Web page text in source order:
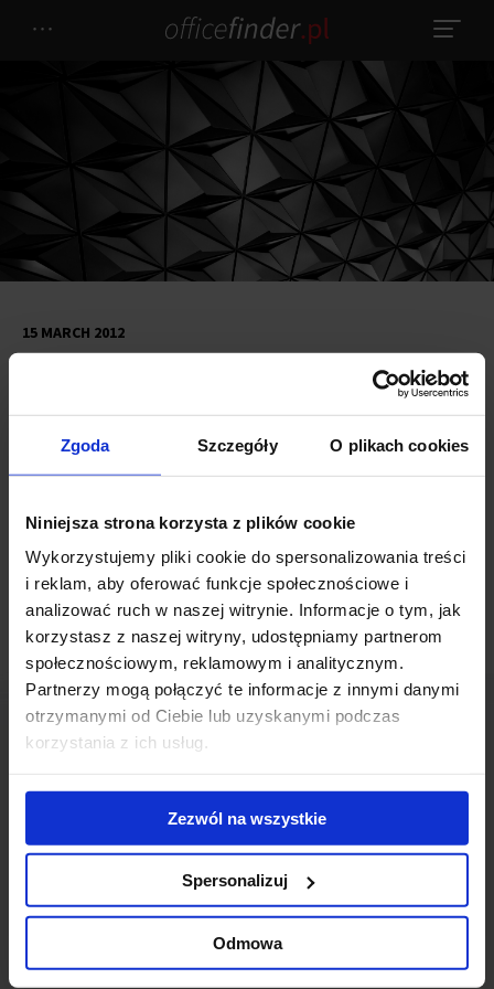
Zgoda Szczegóły O plikach cookies
Niniejsza strona korzysta z plików cookie
Wykorzystujemy pliki cookie do spersonalizowania treści
i reklam, aby oferować funkcje społecznościowe i
analizować ruch w naszej witrynie. Informacje o tym, jak
korzystasz z naszej witryny, udostępniamy partnerom
społecznościowym, reklamowym i analitycznym.
Partnerzy mogą połączyć te informacje z innymi danymi
otrzymanymi od Ciebie lub uzyskanymi podczas
korzystania z ich usług.
Zezwól na wszystkie
Spersonalizuj
Odmowa
The new shopping mall at Mysia
Street
15 MARCH 2012
Square will house a small-size shopping mall with a total leasable
Jones Lang LaSalle Sp. z o.o.